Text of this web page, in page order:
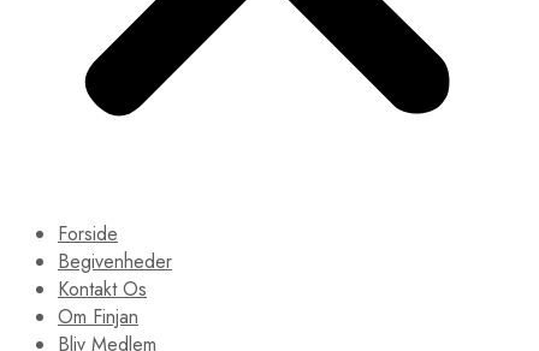
Forside
Begivenheder
Kontakt Os
Om Finjan
Bliv Medlem